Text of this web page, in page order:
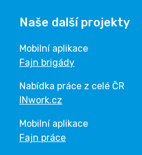
Naše další projekty
Mobilní aplikace
Fajn brigády
Nabídka práce z celé ČR
INwork.cz
Mobilní aplikace
Fajn práce